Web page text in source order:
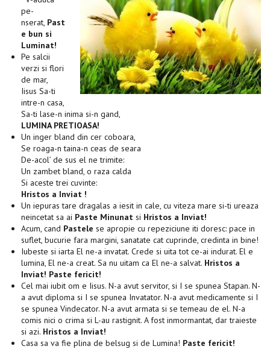
pe-
nserat, Past
e bun si
Luminat!
Pe salcii
verzi si flori
de mar,
Iisus Sa-ti
intre-n casa,
Sa-ti lase-n inima si-n gand,
LUMINA PRETIOASA!
Un inger bland din cer coboara,
Se roaga-n taina-n ceas de seara
De-acol’ de sus el ne trimite:
Un zambet bland, o raza calda
Si aceste trei cuvinte:
Hristos a Inviat !
Un iepuras tare dragalas a iesit in cale, cu viteza mare si-ti ureaza
neincetat sa ai Paste Minunat si Hristos a Inviat!
Acum, cand Pastele se apropie cu repeziciune iti doresc: pace in
suflet, bucurie fara margini, sanatate cat cuprinde, credinta in bine!
Iubeste si iarta El ne-a invatat. Crede si uita tot ce-ai indurat. El e
lumina, El ne-a creat. Sa nu uitam ca El ne-a salvat. Hristos a
Inviat! Paste fericit!
Cel mai iubit om e Iisus. N-a avut servitor, si I se spunea Stapan. N-
a avut diploma si I se spunea Invatator. N-a avut medicamente si I
se spunea Vindecator. N-a avut armata si se temeau de el. N-a
comis nici o crima si L-au rastignit. A fost inmormantat, dar traieste
si azi. Hristos a Inviat!
Casa sa va fie plina de belsug si de Lumina! Paste fericit!